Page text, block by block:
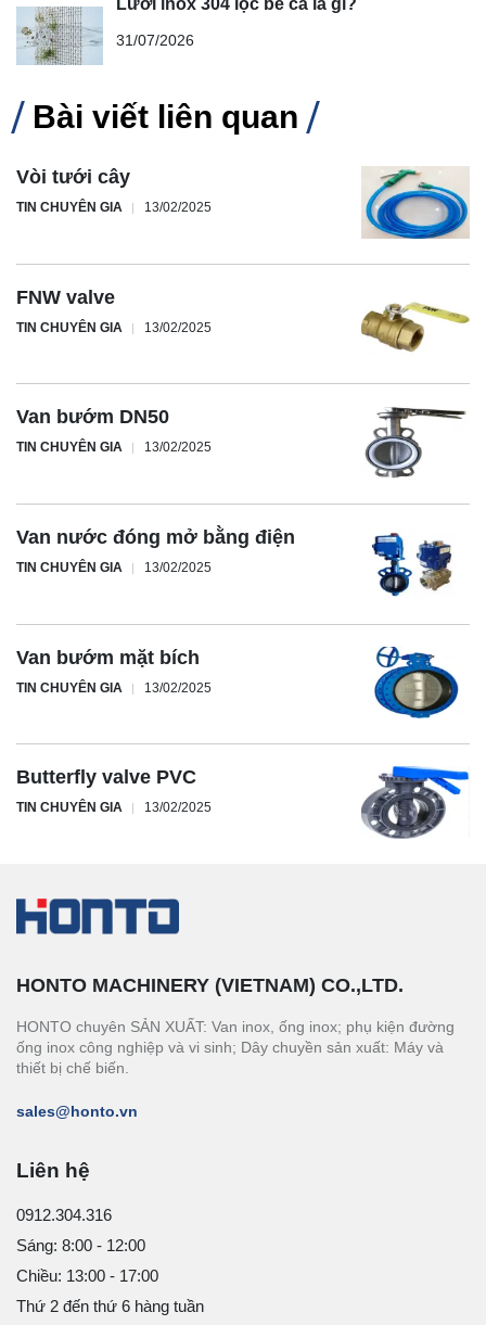
Lưới inox 304 lọc bể cá là gì?
31/07/2026
Bài viết liên quan
Vòi tưới cây
TIN CHUYÊN GIA 13/02/2025
FNW valve
TIN CHUYÊN GIA 13/02/2025
Van bướm DN50
TIN CHUYÊN GIA 13/02/2025
Van nước đóng mở bằng điện
TIN CHUYÊN GIA 13/02/2025
Van bướm mặt bích
TIN CHUYÊN GIA 13/02/2025
Butterfly valve PVC
TIN CHUYÊN GIA 13/02/2025
HONTO MACHINERY (VIETNAM) CO.,LTD.
HONTO chuyên SẢN XUẤT: Van inox, ống inox; phụ kiện đường
ống inox công nghiệp và vi sinh; Dây chuyền sản xuất: Máy và
thiết bị chế biến.
sales@honto.vn
Liên hệ
0912.304.316
Sáng: 8:00 - 12:00
Chiều: 13:00 - 17:00
Thứ 2 đến thứ 6 hàng tuần